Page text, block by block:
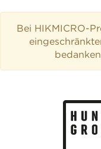
Bei HIKMICRO-